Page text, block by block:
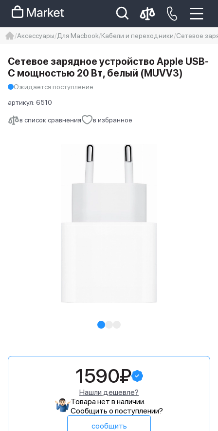
Iphone 14 pro max
айфон 14
Аксессуары Для Macbook Кабели и переходники Сетевое
в список сравнения в избранное
Сетевое зарядное устройство Apple USB-
C мощностью 20 Вт, белый (MUVV3)
Ожидается поступление
артикул: 6510
1590₽
Нашли дешевле?
Товара нет в наличии.
Сообщить о поступлении?
сообщить